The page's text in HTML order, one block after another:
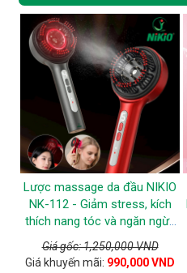
Lược massage da đầu NIKIO
NK-112 - Giảm stress, kích
thích nang tóc và ngăn ngừa
tóc gãy rụng
Giá gốc: 1,250,000 VND
Giá khuyến mãi: 990,000 VND